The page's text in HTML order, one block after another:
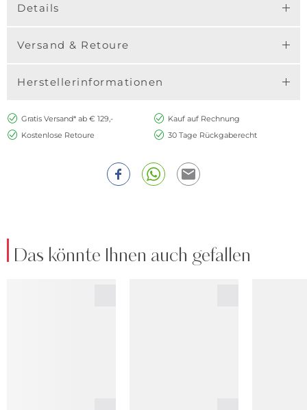
Details
Versand & Retoure
Herstellerinformationen
Gratis Versand* ab € 129,-
Kauf auf Rechnung
Kostenlose Retoure
30 Tage Rückgaberecht
Das könnte Ihnen auch gefallen